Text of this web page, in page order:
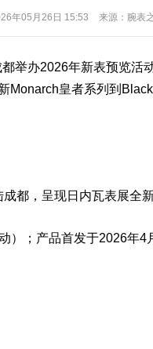
年05月26日 15:53 来源：腕表
都举办2026年新表预览活
Monarch皇者系列到
成都，呈现日内瓦表展全
）；产品首发于2026年4